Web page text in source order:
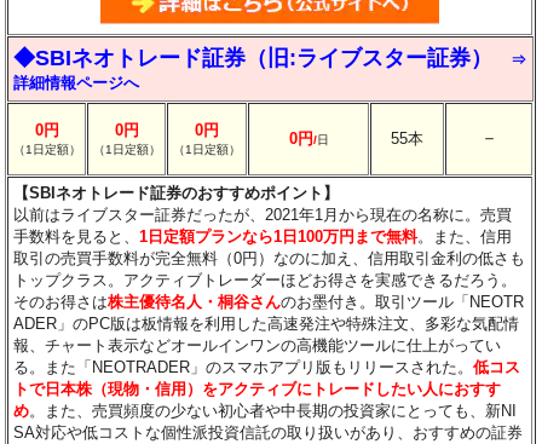
◆SBIネオトレード証券（旧:ライブスター証券）
⇒
詳細情報ページへ
0円
（1日定額）
0円
（1日定額）
0円
（1日定額）
0円/日 55本 －
【SBIネオトレード証券のおすすめポイント】
以前はライブスター証券だったが、2021年1月から現在の名称に。売買
手数料を見ると、1日定額プランなら1日100万円まで無料。また、信用
取引の売買手数料が完全無料（0円）なのに加え、信用取引金利の低さも
トップクラス。アクティブトレーダーほどお得さを実感できるだろう。
そのお得さは株主優待名人・桐谷さんのお墨付き。取引ツール「NEOTR
ADER」のPC版は板情報を利用した高速発注や特殊注文、多彩な気配情
報、チャート表示などオールインワンの高機能ツールに仕上がってい
る。また「NEOTRADER」のスマホアプリ版もリリースされた。低コス
トで日本株（現物・信用）をアクティブにトレードしたい人におすす
め。また、売買頻度の少ない初心者や中長期の投資家にとっても、新NI
SA対応や低コストな個性派投資信託の取り扱いがあり、おすすめの証券